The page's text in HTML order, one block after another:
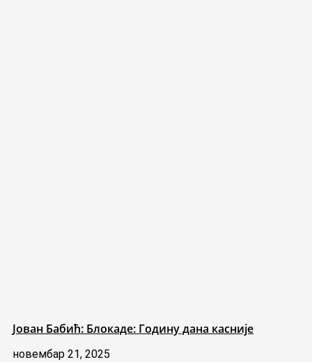
Јован Бабић: Блокаде: Годину дана касније
новембар 21, 2025